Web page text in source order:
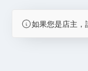
如果您是店主，